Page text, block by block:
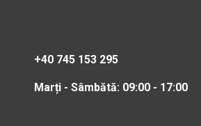
+40 745 153 295
Marți - Sâmbătă: 09:00 - 17:00